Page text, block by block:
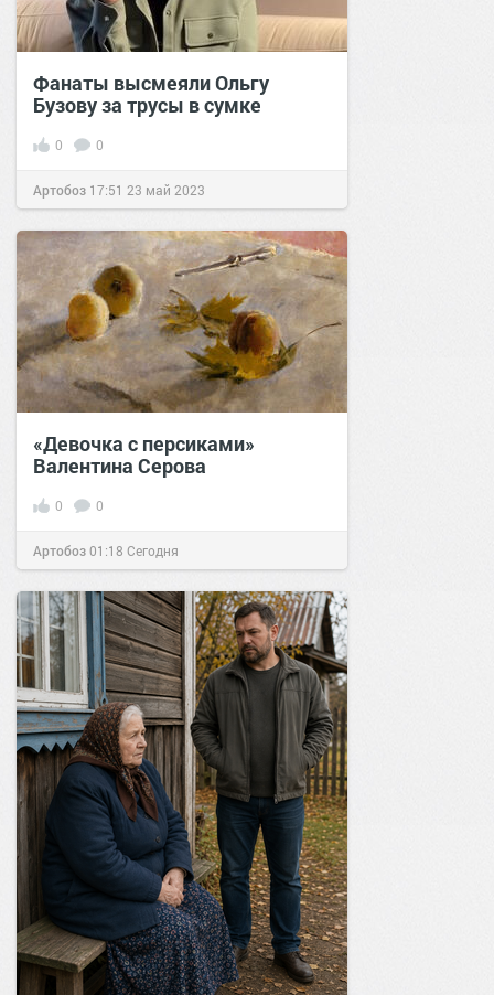
Фанаты высмеяли Ольгу
Бузову за трусы в сумке
0 0
Артобоз 17:51 23 май 2023
«Девочка с персиками»
Валентина Серова
0 0
Артобоз01:18 Сегодня